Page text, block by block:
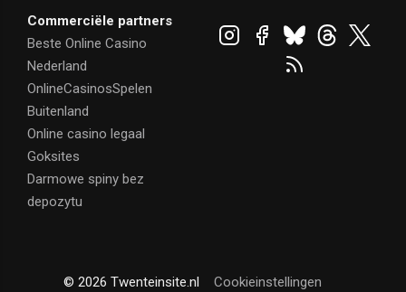
Commerciële partners
Beste Online Casino
Nederland
OnlineCasinosSpelen
Buitenland
Online casino legaal
Goksites
Darmowe spiny bez
depozytu
© 2026 Twenteinsite.nl Cookieinstellingen